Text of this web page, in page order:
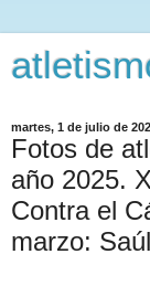
martes, 1 de julio de
Fotos de
año 2025.
Contra el
marzo: